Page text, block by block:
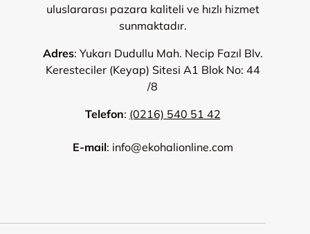
uluslararası pazara kaliteli ve hızlı hizmet
sunmaktadır.
Adres: Yukarı Dudullu Mah. Necip Fazıl Blv.
Keresteciler (Keyap) Sitesi A1 Blok No: 44
/8
Telefon: (0216) 540 51 42
E-mail: info@ekohalionline.com